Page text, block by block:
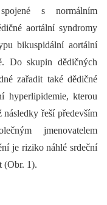
s normálním
aortální syndromy
bikuspidální aortální
Do skupin dědičných
zařadit také dědičné
hyperlipidemie, kterou
řeší především
jmenovatelem
je riziko náhlé srdeční
(Obr. 1).